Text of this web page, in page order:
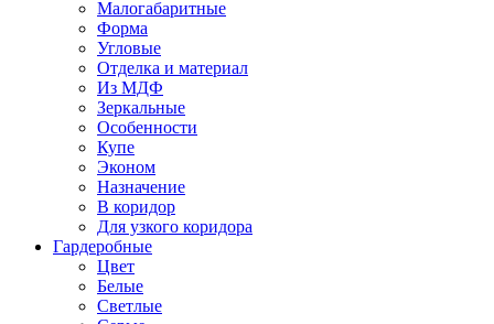
Малогабаритные
Форма
Угловые
Отделка и материал
Из МДФ
Зеркальные
Особенности
Купе
Эконом
Назначение
В коридор
Для узкого коридора
Гардеробные
Цвет
Белые
Светлые